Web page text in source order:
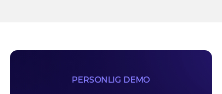
PERSONLIG DEMO